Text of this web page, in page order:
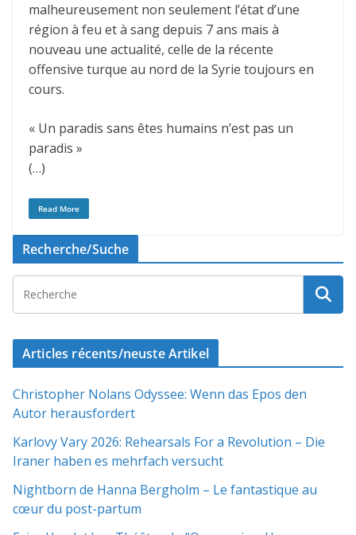
malheureusement non seulement l’état d’une
région à feu et à sang depuis 7 ans mais à
nouveau une actualité, celle de la récente
offensive turque au nord de la Syrie toujours en
cours.
« Un paradis sans êtes humains n’est pas un
paradis »
(…)
Read More
Recherche/Suche
Articles récents/neuste Artikel
Christopher Nolans Odyssee: Wenn das Epos den
Autor herausfordert
Karlovy Vary 2026: Rehearsals For a Revolution – Die
Iraner haben es mehrfach versucht
Nightborn de Hanna Bergholm – Le fantastique au
cœur du post-partum